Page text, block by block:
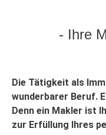
- Ihre
Die Tätigkeit als
wunderbarer Beruf.
Denn ein Makler ist
zur Erfüllung Ihres